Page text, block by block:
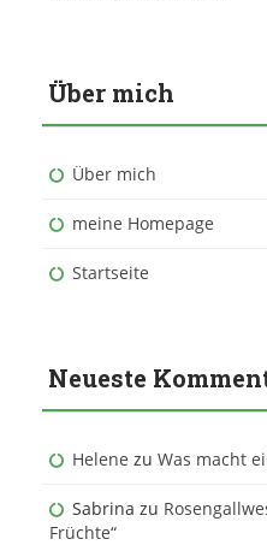
Über mich
Über mich
meine Homepage
Startseite
Neueste
Helene zu Was macht
Sabrina zu
Früchte“